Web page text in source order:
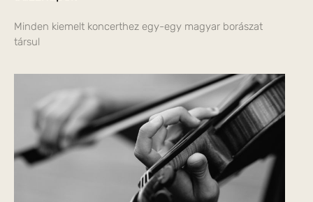
Minden kiemelt koncerthez egy-egy magyar borászat
társul